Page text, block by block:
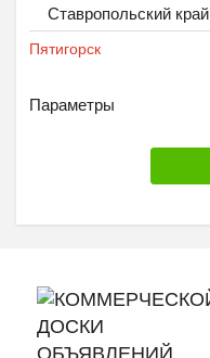
Ставропольский край
Пятигорск
Параметры